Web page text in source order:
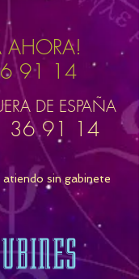
AHORA!
91 14
DE ESPAÑA
36 91 14
sin gabinete